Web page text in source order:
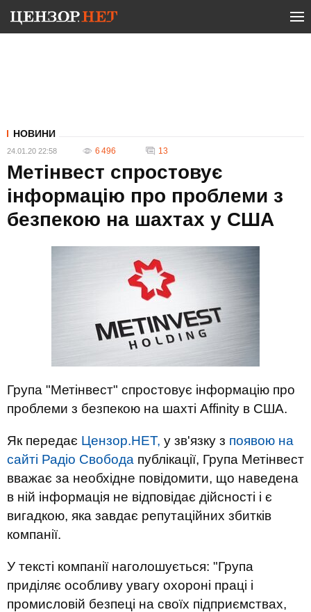
НОВИНИ
24.01.20 22:58 6 496 13
Метінвест спростовує
інформацію про проблеми з
безпекою на шахтах у США
Група "Метінвест" спростовує інформацію про
проблеми з безпекою на шахті Affinity в США.
Як передає Цензор.НЕТ, у зв'язку з появою на
сайті Радіо Свобода публікації, Група Метінвест
вважає за необхідне повідомити, що наведена
в ній інформація не відповідає дійсності і є
вигадкою, яка завдає репутаційних збитків
компанії.
У тексті компанії наголошується: "Група
приділяє особливу увагу охороні праці і
промисловій безпеці на своїх підприємствах,